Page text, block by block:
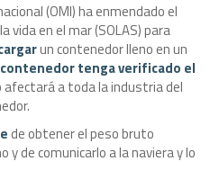
(OMI) ha enmendado el
vida en el mar (SOLAS) para
un contenedor lleno en un
tenga verificado el
afectará a toda la industria del
de obtener el peso bruto
y de comunicarlo a la naviera y lo